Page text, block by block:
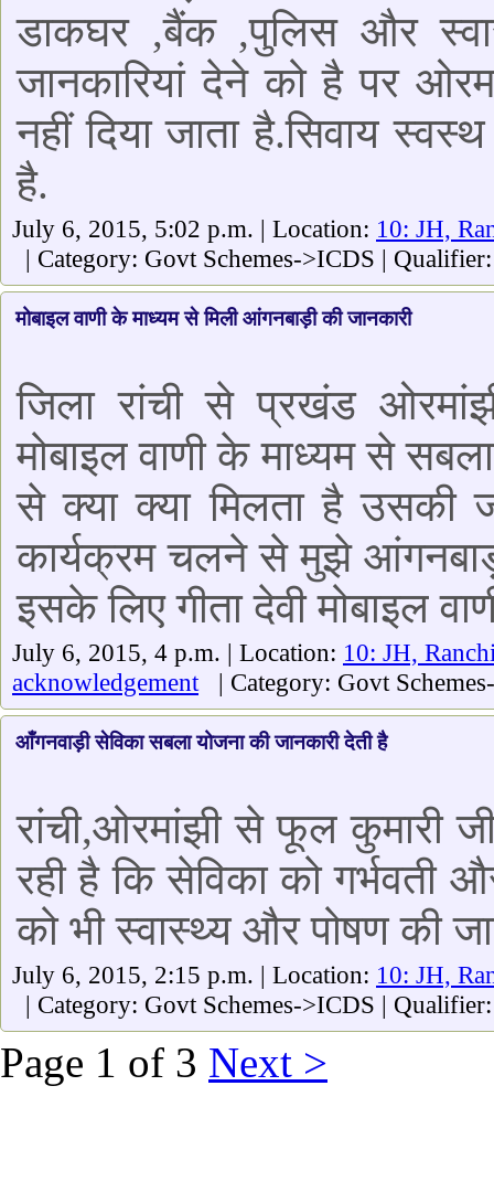
डाकघर ,बैंक ,पुलिस और
जानकारियां देने को है पर
नहीं दिया जाता है.सिवाय
है.
July 6, 2015, 5:02 p.m. | Location: 10: JH,
| Category: Govt Schemes->ICDS |
मोबाइल वाणी के माध्यम से मिली आंगनबाड़ी की जानकारी
जिला रांची से प्रखंड
मोबाइल वाणी के माध्यम से
से क्या क्या मिलता है उसकी
कार्यक्रम चलने से मुझे
इसके लिए गीता देवी मोबाइल
July 6, 2015, 4 p.m. | Location: 10: JH,
acknowledgement | Category: Govt
आँगनवाड़ी सेविका सबला योजना की जानकारी देती है
रांची,ओरमांझी से फूल कुमारी
रही है कि सेविका को गर्भवती
को भी स्वास्थ्य और पोषण की
July 6, 2015, 2:15 p.m. | Location: 10: JH,
| Category: Govt Schemes->ICDS |
Page 1 of 3 Next >